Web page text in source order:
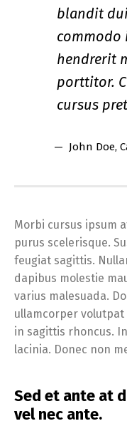
blandit
hendrerit
porttitor.
cursus
John Doe,
Morbi cursus ipsum
purus scelerisque.
feugiat sagittis.
dapibus molestie
varius malesuada.
ullamcorper
in sagittis rhoncus.
lacinia. Donec non
Sed et ante at
vel nec ante.